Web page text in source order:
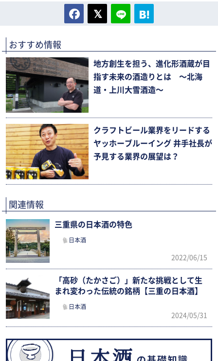
おすすめ情報
地方創生を担う、進化形酒蔵が目
指す未来の酒造りとは 〜北海
道・上川大雪酒造〜
クラフトビール業界をリードする
ヤッホーブルーイング 井手社長が
予見する業界の展望は？
関連情報
三重県の日本酒の特色
日本酒
2022/06/15
「高砂（たかさご）」新たな挑戦として生
まれ変わった伝統の銘柄【三重の日本酒】
日本酒
2024/05/31